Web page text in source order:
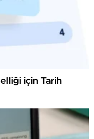
için Tarih